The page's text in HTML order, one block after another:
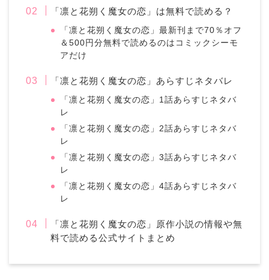
「凛と花朔く魔女の恋」は無料で読める？
「凛と花朔く魔女の恋」最新刊まで70％オフ
＆500円分無料で読めるのはコミックシーモ
アだけ
「凛と花朔く魔女の恋」あらすじネタバレ
「凛と花朔く魔女の恋」1話あらすじネタバ
レ
「凛と花朔く魔女の恋」2話あらすじネタバ
レ
「凛と花朔く魔女の恋」3話あらすじネタバ
レ
「凛と花朔く魔女の恋」4話あらすじネタバ
レ
「凛と花朔く魔女の恋」原作小説の情報や無
料で読める公式サイトまとめ